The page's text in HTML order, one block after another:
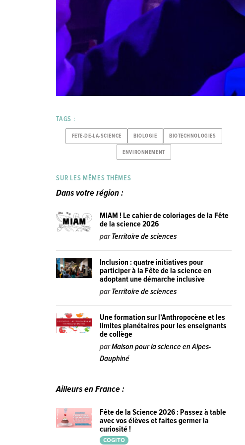
TAGS :
FETE-DE-LA-SCIENCE BIOLOGIE BIOTECHNOLOGIES
ENVIRONNEMENT
SUR LES MÊMES THÈMES
Dans votre région :
MIAM ! Le cahier de coloriages de la Fête
de la science 2026
parTerritoire de sciences
Inclusion : quatre initiatives pour
participer à la Fête de la science en
adoptant une démarche inclusive
parTerritoire de sciences
Une formation sur l’Anthropocène et les
limites planétaires pour les enseignants
de collège
parMaison pour la science en Alpes-
Dauphiné
Ailleurs en France :
Fête de la Science 2026 : Passez à table
avec vos élèves et faites germer la
curiosité !
COGITO